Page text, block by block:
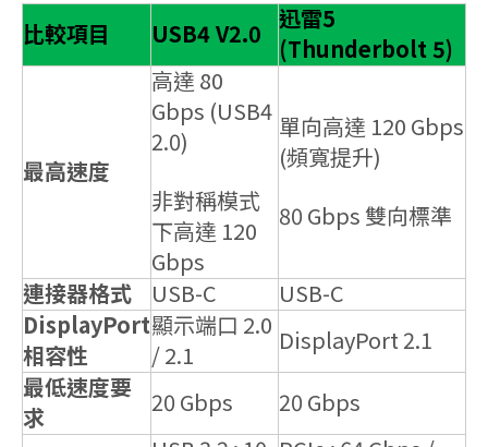
比較項目
USB4 V2.0 迅雷5
(Thunderbolt 5)
最高速度
高達 80
Gbps (USB4
2.0)
非對稱模式
下高達 120
Gbps
單向高達 120 Gbps
(頻寬提升)
80 Gbps 雙向標準
連接器格式 USB-C
USB-C
DisplayPort
相容性
顯示端口 2.0
/ 2.1
DisplayPort 2.1
最低速度要
求
20 Gbps
20 Gbps